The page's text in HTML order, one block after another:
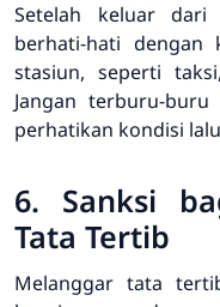
Setelah keluar dari
berhati-hati dengan
stasiun, seperti
Jangan terburu-
perhatikan kondisi
6. Sanksi
Tata Tertib
Melanggar tata